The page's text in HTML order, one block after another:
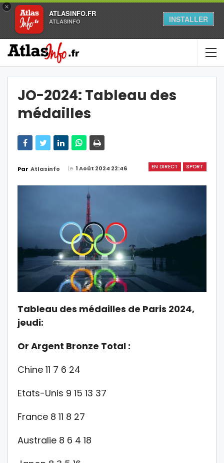
×
ATLASINFO.FR
ATLASINFO INSTALLER
JO-2024: Tableau des
médailles
EN DIRECT SPORT
Par Atlasinfo Le 1 Août 2024 22:46
Tableau des médailles de Paris 2024,
jeudi:
Or Argent Bronze Total :
Chine 11 7 6 24
Etats-Unis 9 15 13 37
France 8 11 8 27
Australie 8 6 4 18